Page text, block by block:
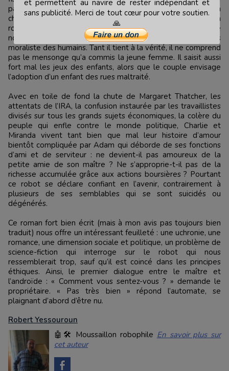
pathétiquement. À 32 ans, il tombe amoureux de Miranda, sa
charmante voisine, doctorante de 22 ans. Mais d’emblée, son
robot fraîchement acquis le met en garde contre cette
nouvelle relation. C’est qu’Adam est plus moral que le plus
moraliste des humains. Tant il tient à la vérité, il ne comprend
pas le mensonge qu’a commis la jeune femme. Il saisit aussi
fort mal les jeux des enfants, alors que le couple envisage
l’adoption d’un enfant des rues maltraité.
Avec en toile de fond la chute de Margaret Thatcher, les
attentats de l’IRA, la confusion instaurée par les travaillistes
divisés sur tous les grands sujets économiques, la colère du
peuple qui enfle contre le monde politique, Charlie et
Miranda vivent tant bien que mal leur histoire d’amour
bientôt compliquée par Adam qui déborde de ses fonctions
d’ami et de serviteur : ne devient-il pas amoureux de la
petite amie de son maître ? Ne s’approprie-t-il pas de la
richesse accumulée grâce aux actions boursières ? Pourtant
ce robot se déclare confiant en l’avenir, contrairement à
plusieurs de ses semblables qui se sont suicidés ou
dégénérés.
Ce roman fort bien écrit (mais à mon avis pas toujours bien
traduit) nous offre un intéressant feuilleté : une uchronie, une
romance, une dimension sociale et politique, un problème de
science-fiction qui interroge sur le robot qui nous
ressemblerait trop, sauf qu’il est coincé dans les principes
éthiques. Ainsi, le premier dialogue entre le maître et
l’androïde : « Comment vous sentez-vous ? » demande le
propriétaire. « Pas très bien » répond l’automate, se
plaignant d’abord d’être nu.
Robert Yessouroun
🤖🛠️ Moussaillon robophile En savoir plus sur
cet auteur
et permettent au navire de rester indépendant et
sans publicité. Merci de tout cœur pour votre soutien.
🙏